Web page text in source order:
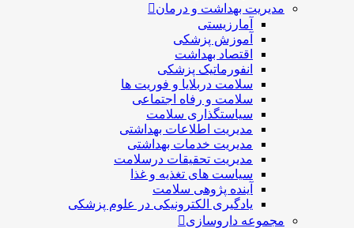
مدیریت بهداشت و درمان
آمارزیستی
آموزش پزشکی
اقتصاد بهداشت
انفورماتیک پزشکی
سلامت دربلايا و فوريت ها
سلامت و رفاه اجتماعی
سیاستگذاری سلامت
مدیریت اطلاعات بهداشتی
مدیریت خدمات بهداشتی
مدیریت تحقیقات درسلامت
سیاست های تغذیه و غذا
آینده پژوهی سلامت
یادگیری الکترونیکی در علوم پزشکی
مجموعه داروسازی